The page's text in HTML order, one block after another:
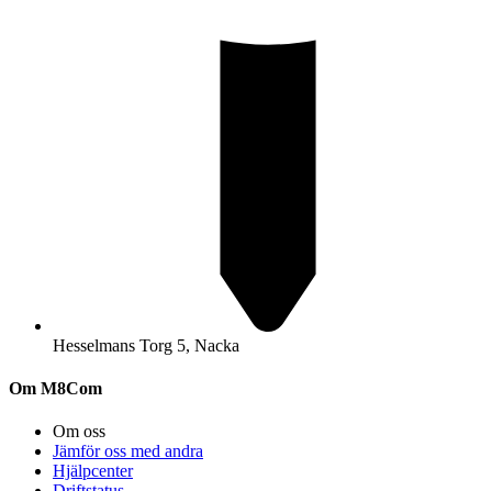
Hesselmans Torg 5, Nacka
Om M8Com
Om oss
Jämför oss med andra
Hjälpcenter